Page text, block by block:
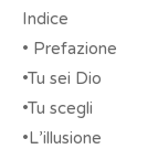
Indice
• Prefazione
•Tu sei Dio
•Tu scegli
•L’illusione